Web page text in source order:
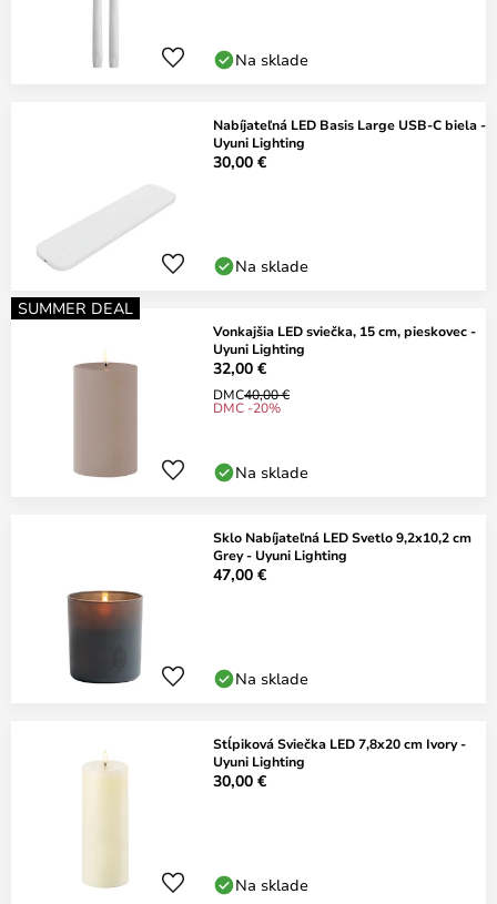
Na sklade
Nabíjateľná LED Basis Large USB-C biela -
Uyuni Lighting
30,00 €
Na sklade
SUMMER DEAL
Vonkajšia LED sviečka, 15 cm, pieskovec -
Uyuni Lighting
32,00 €
DMC40,00 €
DMC -20%
Na sklade
Sklo Nabíjateľná LED Svetlo 9,2x10,2 cm
Grey - Uyuni Lighting
47,00 €
Na sklade
Stĺpiková Sviečka LED 7,8x20 cm Ivory -
Uyuni Lighting
30,00 €
Na sklade